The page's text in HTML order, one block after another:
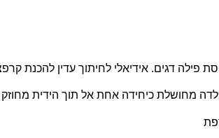
מחושלת כיחידה אחת אל תוך הידית מחוזק